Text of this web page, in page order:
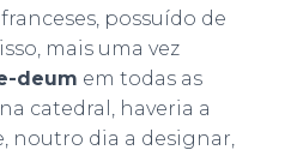
possuído de
mais uma vez
deum em todas as
catedral, haveria a
noutro dia a designar,